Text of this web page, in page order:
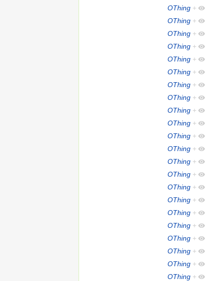
OThing +
OThing +
OThing +
OThing +
OThing +
OThing +
OThing +
OThing +
OThing +
OThing +
OThing +
OThing +
OThing +
OThing +
OThing +
OThing +
OThing +
OThing +
OThing +
OThing +
OThing +
OThing +